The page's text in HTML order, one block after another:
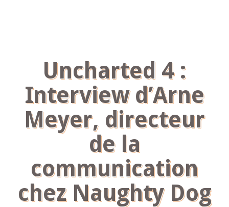
Uncharted 4 :
Interview d’Arne
Meyer, directeur
de la
communication
chez Naughty Dog